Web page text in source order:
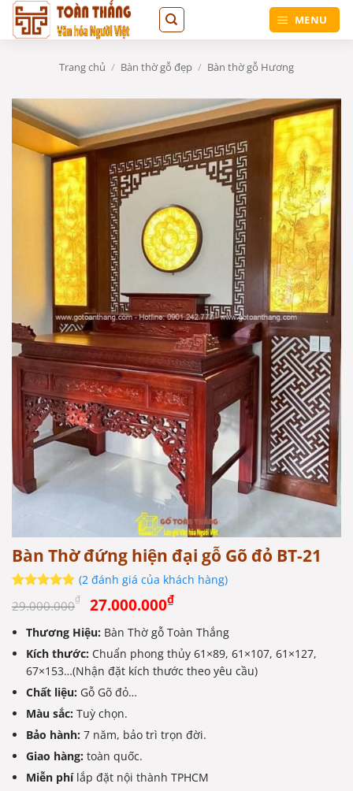
Bỏ
qua
MENU
Trang chủ / Bàn thờ gỗ đẹp / Bàn thờ gỗ Hương
Bàn Thờ đứng hiện đại gỗ Gõ đỏ BT-21
dựa trên
(2đánh giá của khách hàng)
29.000.000₫ Giá
gốc
là:
29.000.000₫.
27.000.000₫Giá
hiện
tại
là:
27.000.000₫.
Thương Hiệu: Bàn Thờ gỗ Toàn Thắng
Kích thước: Chuẩn phong thủy 61×89, 61×107, 61×127,
67×153…(Nhận đặt kích thước theo yêu cầu)
Chất liệu: Gỗ Gõ đỏ…
Màu sắc: Tuỳ chọn.
Bảo hành: 7 năm, bảo trì trọn đời.
Giao hàng: toàn quốc.
Miễn phílắp đặt nội thành TPHCM